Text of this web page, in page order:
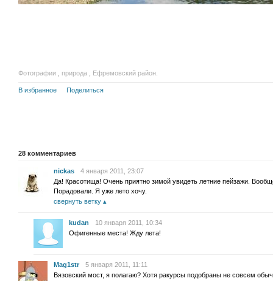
Фотографии природа Ефремовский район.
В избранное Поделиться
28 комментариев
nickas
4 января 2011, 23:07
Да! Красотища! Очень приятно зимой увидеть летние пейзажи.
Порадовали. Я уже лето хочу.
свернуть ветку
kudan
10 января 2011, 10:34
Офигенные места! Жду лета!
Mag1str
5 января 2011, 11:11
Вязовский мост, я полагаю? Хотя ракурсы подобраны не совсем